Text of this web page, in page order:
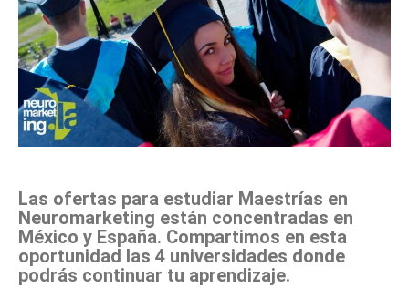
Las ofertas para estudiar Maestrías en
Neuromarketing están concentradas en
México y España. Compartimos en esta
oportunidad las 4 universidades donde
podrás continuar tu aprendizaje.